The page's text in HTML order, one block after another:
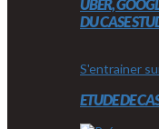
UBER,
DU CASE
S'entrainer
ETUDE DE